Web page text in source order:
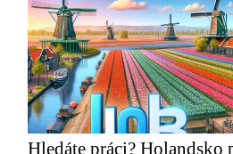
Hledáte práci? Holandsko